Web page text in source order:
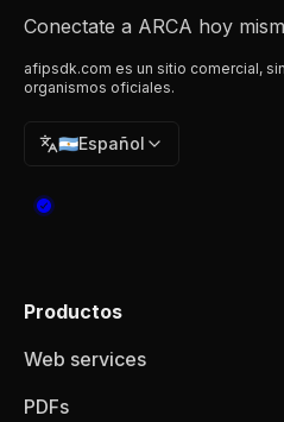
Conectate a ARCA hoy
afipsdk.com es un sitio comercial,
organismos oficiales.
🇦🇷Español
Productos
Web services
PDFs